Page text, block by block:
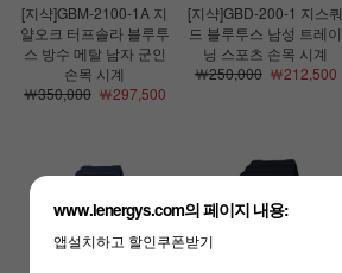
[지샥]GBM-2100-1A 지
얄오크 터프솔라 블루투
스 방수 메탈 남자 군인
손목 시계
￦350,000￦297,500
[지샥]GBD-200-1 지스쿼
드 블루투스 남성 트레이
닝 스포츠 손목 시계
￦250,000￦212,500
www.lenergys.com의 페이지 내용:
앱설치하고 할인쿠폰받기